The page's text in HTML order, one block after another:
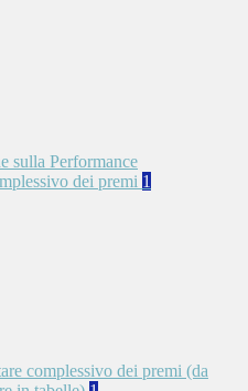
sulla Performance
dei premi 1
complessivo dei premi (da